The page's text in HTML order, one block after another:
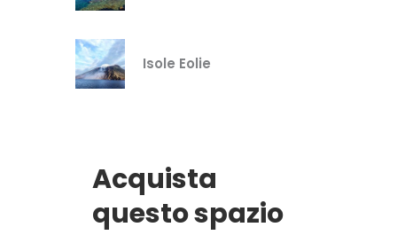
Isole Eolie
Acquista
questo spazio